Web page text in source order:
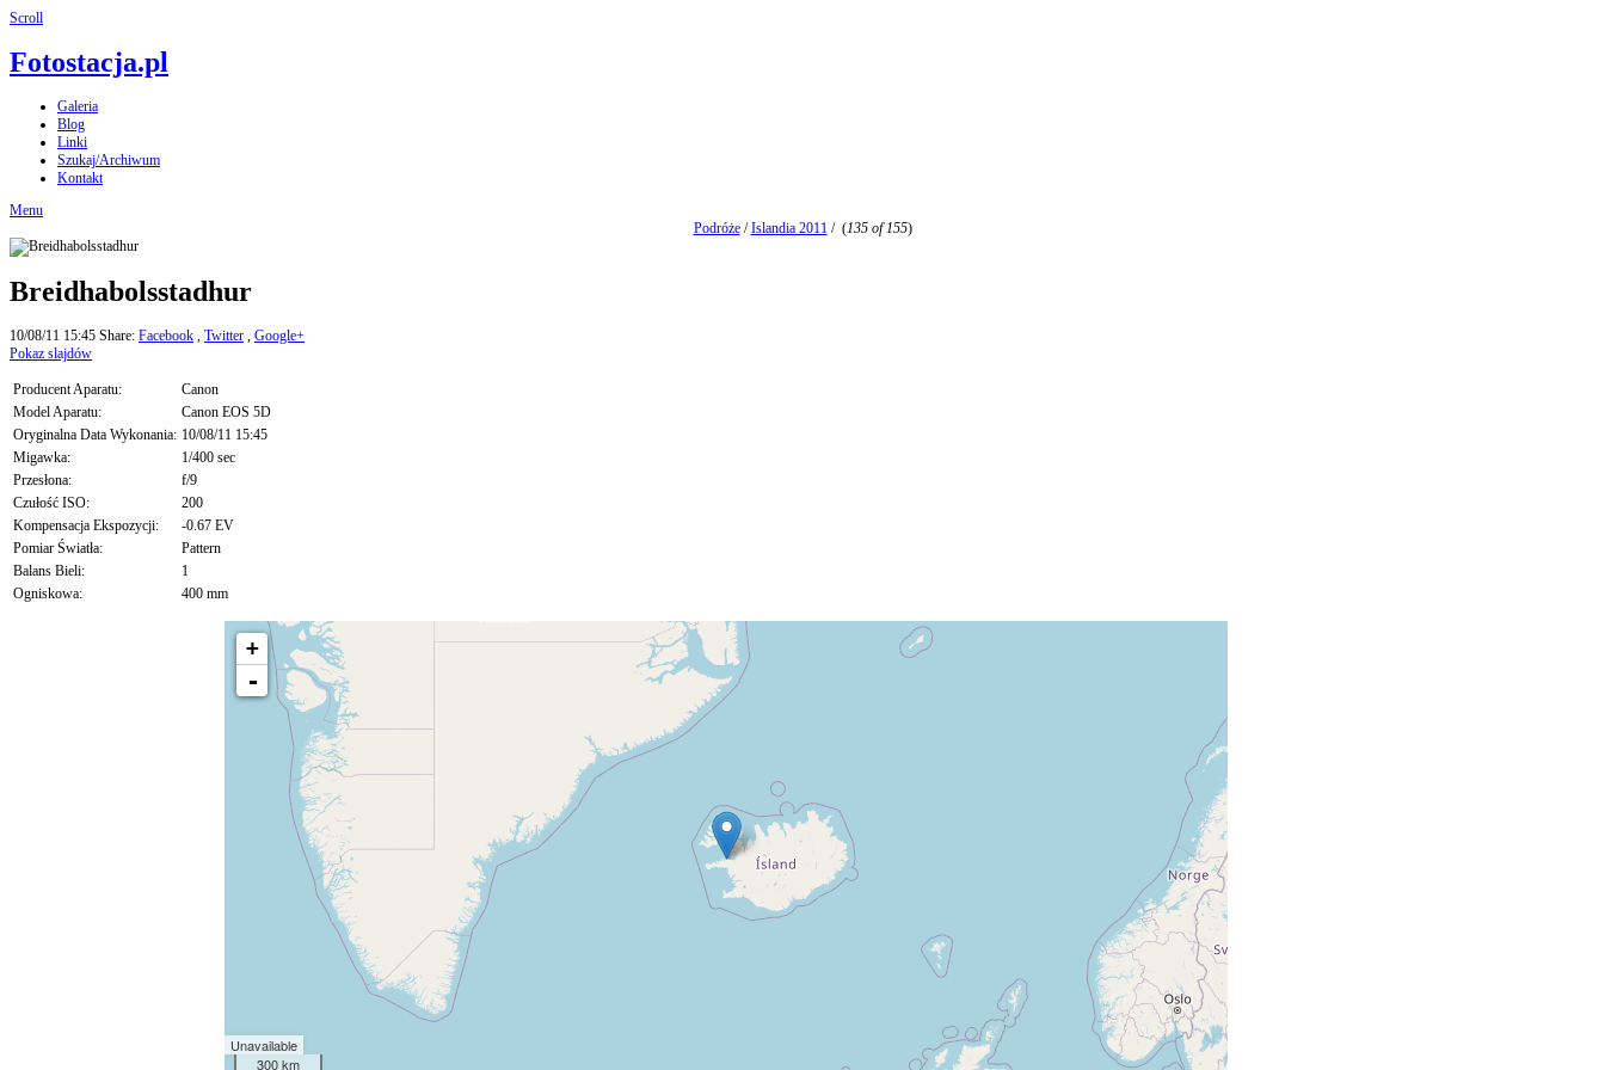
Scroll
Fotostacja.pl
Galeria
Blog
Linki
Szukaj/Archiwum
Kontakt
Menu
Podróże/Islandia 2011/ (135 of 155)
Breidhabolsstadhur
10/08/11 15:45 Share: Facebook , Twitter , Google+
Pokaz slajdów
Producent Aparatu:
Canon
Model Aparatu:
Canon EOS 5D
Oryginalna Data Wykonania: 10/08/11 15:45
Migawka:
1/400 sec
Przesłona:
f/9
Czułość ISO:
200
Kompensacja Ekspozycji:
-0.67 EV
Pomiar Światła:
Pattern
Balans Bieli:
1
Ogniskowa:
400 mm
+
-
Unavailable
300 km